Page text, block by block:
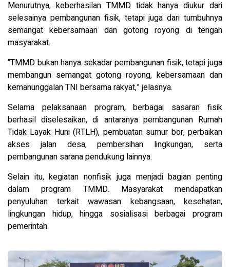
Menurutnya, keberhasilan TMMD tidak hanya diukur dari
selesainya pembangunan fisik, tetapi juga dari tumbuhnya
semangat kebersamaan dan gotong royong di tengah
masyarakat.
“TMMD bukan hanya sekadar pembangunan fisik, tetapi juga
membangun semangat gotong royong, kebersamaan dan
kemanunggalan TNI bersama rakyat,” jelasnya.
Selama pelaksanaan program, berbagai sasaran fisik
berhasil diselesaikan, di antaranya pembangunan Rumah
Tidak Layak Huni (RTLH), pembuatan sumur bor, perbaikan
akses jalan desa, pembersihan lingkungan, serta
pembangunan sarana pendukung lainnya.
Selain itu, kegiatan nonfisik juga menjadi bagian penting
dalam program TMMD. Masyarakat mendapatkan
penyuluhan terkait wawasan kebangsaan, kesehatan,
lingkungan hidup, hingga sosialisasi berbagai program
pemerintah.